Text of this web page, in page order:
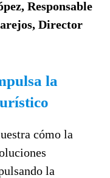
Responsable
Director
la
cómo la
la